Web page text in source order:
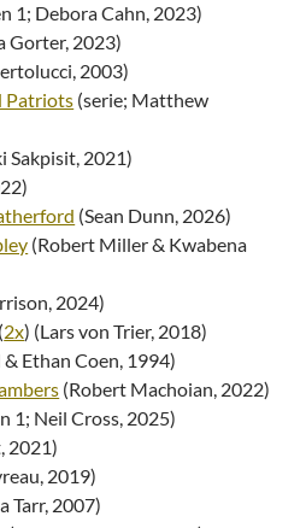
1; Debora Cahn, 2023)
Gorter, 2023)
2003)
Patriots (serie; Matthew
Sakpisit, 2021)
(Sean Dunn, 2026)
(Robert Miller & Kwabena
2024)
(2x) (Lars von Trier, 2018)
& Ethan Coen, 1994)
(Robert Machoian, 2022)
1; Neil Cross, 2025)
2021)
2019)
Tarr, 2007)